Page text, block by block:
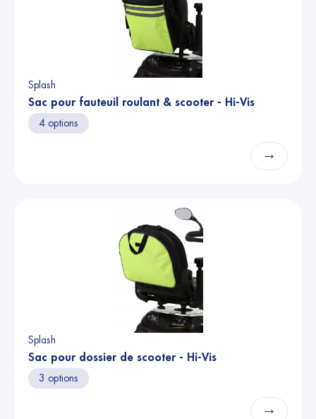
Splash
Sac pour fauteuil roulant & scooter - Hi-Vis
4 options
→
Splash
Sac pour dossier de scooter - Hi-Vis
3 options
→